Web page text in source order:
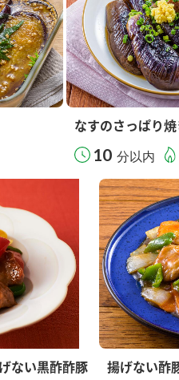
なすのさっぱり
10 分以内
ない黒酢酢豚 揚げない酢